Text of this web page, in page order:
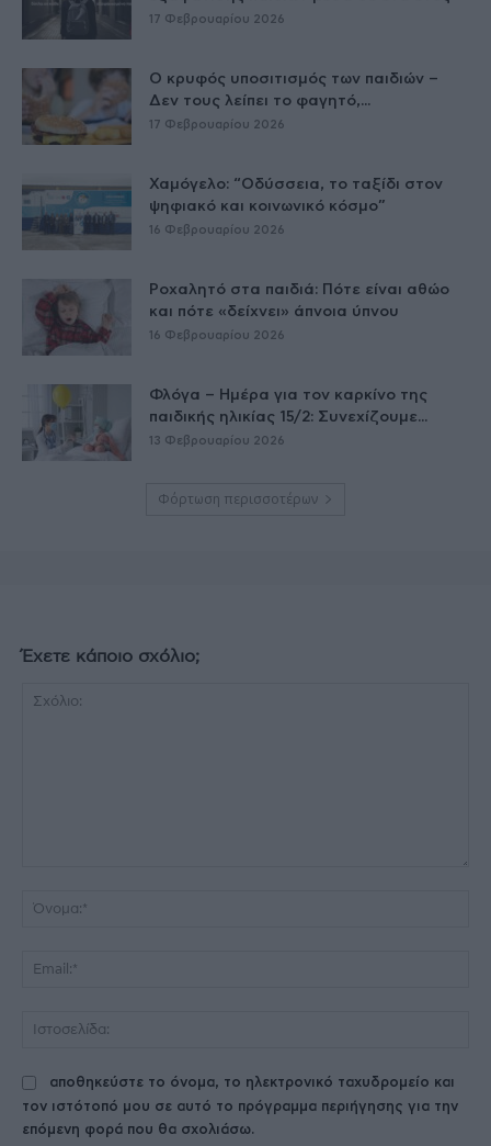
17 Φεβρουαρίου 2026
Ο κρυφός υποσιτισμός των παιδιών –
Δεν τους λείπει το φαγητό,...
17 Φεβρουαρίου 2026
Χαμόγελο: “Οδύσσεια, το ταξίδι στον
ψηφιακό και κοινωνικό κόσμο”
16 Φεβρουαρίου 2026
Ροχαλητό στα παιδιά: Πότε είναι αθώο
και πότε «δείχνει» άπνοια ύπνου
16 Φεβρουαρίου 2026
Φλόγα – Ημέρα για τον καρκίνο της
παιδικής ηλικίας 15/2: Συνεχίζουμε...
13 Φεβρουαρίου 2026
Φόρτωση περισσοτέρων
Έχετε κάποιο σχόλιο;
αποθηκεύστε το όνομα, το ηλεκτρονικό ταχυδρομείο και
τον ιστότοπό μου σε αυτό το πρόγραμμα περιήγησης για την
επόμενη φορά που θα σχολιάσω.